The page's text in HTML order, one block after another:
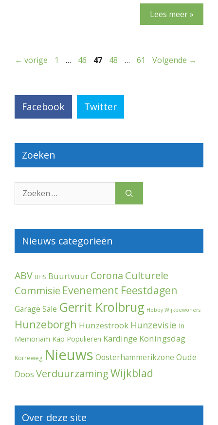
Lees meer »
← vorige Pagina
1 … Pagina
46 Pagina
47 Pagina
48 … Pagina
61 Volgende →
Facebook Twitter
Zoeken
Zoek
naar:
Nieuws categorieën
ABV BHS Buurtvuur Corona Culturele
Commisie Evenement Feestdagen
Garage Sale Gerrit Krolbrug Hobby Wijkbewoners
Hunzeborgh Hunzestrook Hunzevisie In
Memoriam Kap Populieren Kardinge Koningsdag
Korreweg Nieuws Oosterhammerikzone Oude
Doos VerduurzamingWijkblad
Over deze site